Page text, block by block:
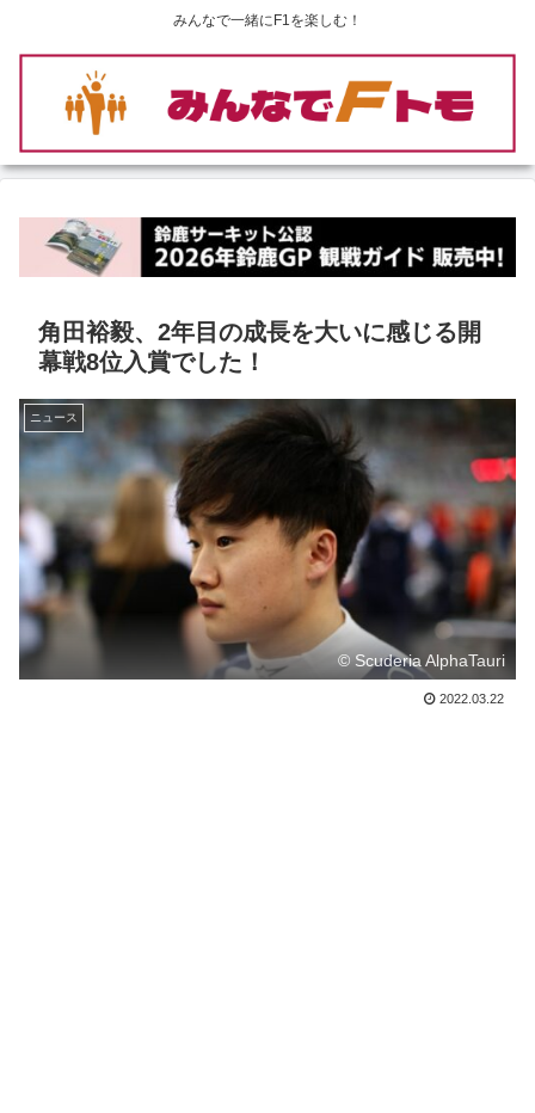
みんなで一緒にF1を楽しむ！
角田裕毅、2年目の成長を大いに感じる開
幕戦8位入賞でした！
ニュース
© Scuderia AlphaTauri
2022.03.22